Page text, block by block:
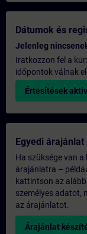
Dátumok és
Jelenleg
Iratkozzon fel a
időpontok válnak
Értesítések
Egyedi árajánlat
Ha szüksége van
árajánlatra –
kattintson az
személyes adatot,
az árajánlatot.
Árajánlat